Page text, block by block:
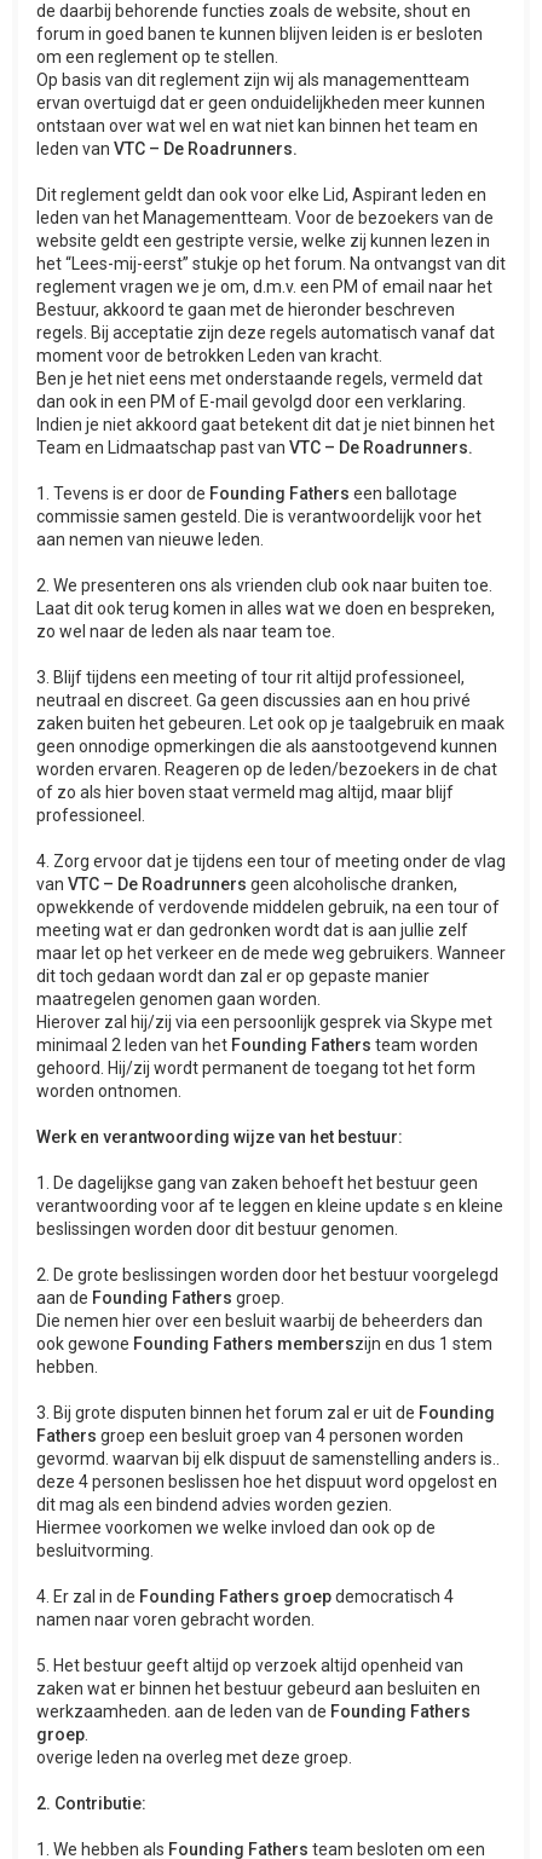
de daarbij behorende functies zoals de website, shout en
forum in goed banen te kunnen blijven leiden is er besloten
om een reglement op te stellen.
Op basis van dit reglement zijn wij als managementteam
ervan overtuigd dat er geen onduidelijkheden meer kunnen
ontstaan over wat wel en wat niet kan binnen het team en
leden van VTC – De Roadrunners.
Dit reglement geldt dan ook voor elke Lid, Aspirant leden en
leden van het Managementteam. Voor de bezoekers van de
website geldt een gestripte versie, welke zij kunnen lezen in
het “Lees-mij-eerst” stukje op het forum. Na ontvangst van dit
reglement vragen we je om, d.m.v. een PM of email naar het
Bestuur, akkoord te gaan met de hieronder beschreven
regels. Bij acceptatie zijn deze regels automatisch vanaf dat
moment voor de betrokken Leden van kracht.
Ben je het niet eens met onderstaande regels, vermeld dat
dan ook in een PM of E-mail gevolgd door een verklaring.
Indien je niet akkoord gaat betekent dit dat je niet binnen het
Team en Lidmaatschap past van VTC – De Roadrunners.
1. Tevens is er door de Founding Fathers een ballotage
commissie samen gesteld. Die is verantwoordelijk voor het
aan nemen van nieuwe leden.
2. We presenteren ons als vrienden club ook naar buiten toe.
Laat dit ook terug komen in alles wat we doen en bespreken,
zo wel naar de leden als naar team toe.
3. Blijf tijdens een meeting of tour rit altijd professioneel,
neutraal en discreet. Ga geen discussies aan en hou privé
zaken buiten het gebeuren. Let ook op je taalgebruik en maak
geen onnodige opmerkingen die als aanstootgevend kunnen
worden ervaren. Reageren op de leden/bezoekers in de chat
of zo als hier boven staat vermeld mag altijd, maar blijf
professioneel.
4. Zorg ervoor dat je tijdens een tour of meeting onder de vlag
van VTC – De Roadrunners geen alcoholische dranken,
opwekkende of verdovende middelen gebruik, na een tour of
meeting wat er dan gedronken wordt dat is aan jullie zelf
maar let op het verkeer en de mede weg gebruikers. Wanneer
dit toch gedaan wordt dan zal er op gepaste manier
maatregelen genomen gaan worden.
Hierover zal hij/zij via een persoonlijk gesprek via Skype met
minimaal 2 leden van het Founding Fathers team worden
gehoord. Hij/zij wordt permanent de toegang tot het form
worden ontnomen.
Werk en verantwoording wijze van het bestuur:
1. De dagelijkse gang van zaken behoeft het bestuur geen
verantwoording voor af te leggen en kleine update s en kleine
beslissingen worden door dit bestuur genomen.
2. De grote beslissingen worden door het bestuur voorgelegd
aan de Founding Fathers groep.
Die nemen hier over een besluit waarbij de beheerders dan
ook gewone Founding Fathers memberszijn en dus 1 stem
hebben.
3. Bij grote disputen binnen het forum zal er uit de Founding
Fathers groep een besluit groep van 4 personen worden
gevormd. waarvan bij elk dispuut de samenstelling anders is..
deze 4 personen beslissen hoe het dispuut word opgelost en
dit mag als een bindend advies worden gezien.
Hiermee voorkomen we welke invloed dan ook op de
besluitvorming.
4. Er zal in de Founding Fathers groepdemocratisch 4
namen naar voren gebracht worden.
5. Het bestuur geeft altijd op verzoek altijd openheid van
zaken wat er binnen het bestuur gebeurd aan besluiten en
werkzaamheden. aan de leden van de Founding Fathers
groep
overige leden na overleg met deze groep.
2. Contributie:
1. We hebben als Founding Fathers team besloten om een